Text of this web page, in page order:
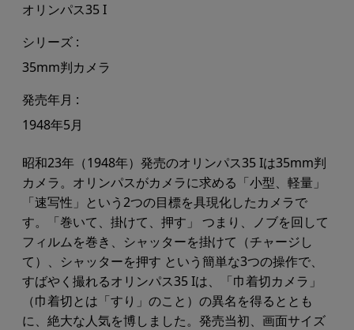
オリンパス35 I
シリーズ
35mm判カメラ
発売年月
1948年5月
昭和23年（1948年）発売のオリンパス35 Iは35mm判
カメラ。オリンパスがカメラに求める「小型、軽量」
「速写性」という2つの目標を具現化したカメラで
す。「巻いて、掛けて、押す」 つまり、ノブを回して
フィルムを巻き、シャッターを掛けて（チャージし
て）、シャッターを押す という簡単な3つの操作で、
すばやく撮れるオリンパス35 Iは、「巾着切カメラ」
（巾着切とは「すり」のこと）の異名を得るととも
に、絶大な人気を博しました。発売当初、画面サイズ